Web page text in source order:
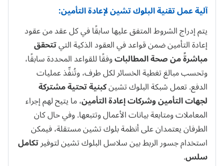
آلية عمل تقنية البلوك تشين لإعادة التأمين:
يتم إدراج الشروط المتفق عليها سابقًا في كل عقد من عقود
إعادة التأمين ضمن قواعد في العقود الذكية التيتتحقق
مباشرةً من صحة المطالباتوفقًا للقواعد المحددة سابقًا،
وتحسب مبالغ تغطية الخسائر لكل طرف، وتُنفِّذ عمليات
الدفع. تعمل شبكة البلوك تشينكبنية تحتية مشتركة
لجهات التأمين وشركات إعادة التأمين، ما يتيح لهم إجراء
المعاملات ومتابعة بيانات الأعمال وتتبعها. وفي حال كان
الطرفان يعتمدان على أنظمة بلوك تشين مستقلة، فيمكن
استخدام جسور الربط بين سلاسل البلوك تشين لتوفيرتكامل
سلس.